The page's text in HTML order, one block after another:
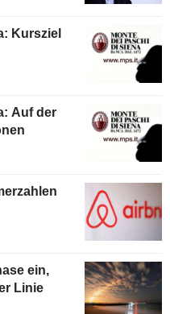
Kursziel
Auf der
ein,
Linie